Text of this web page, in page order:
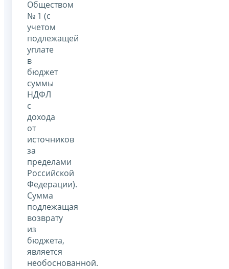
Обществом
№ 1 (с
учетом
подлежащей
уплате
в
бюджет
суммы
НДФЛ
с
дохода
от
источников
за
пределами
Российской
Федерации).
Сумма
подлежащая
возврату
из
бюджета,
является
необоснованной.